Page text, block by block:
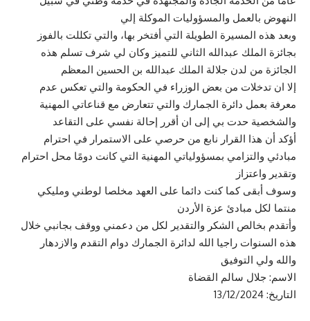
النهوض بالعمل والمسؤوليات الموكلة إلي
‎وبعد هذه المسيرة الطويلة التي أفتخر بها، والتي تكللت بالفوز
بجائزة الملك عبدالله الثاني للتميز وكان لي شرف تسلم هذه
الجائزة من لدن جلالة الملك عبدالله بن الحسين المعظم
إلا ان تدخلات من بعض الوزراء في الحكومة والتي تعكس عدم
معرفة بعمل دائرة الجمارك والتي تتعارض مع قناعاتي المهنية
والشخصية حدت بي إلى ان أقرر إحالة نفسي على التقاعد
‎أؤكد أن هذا القرار نابع من حرصي على الاستمرار في احترام
مبادئي والتزامي بمسؤولياتي المهنية التي كانت دومًا محل احترام
وتقدير واعتزاز
وسوف أبقى كما كنت دائما على العهد مخلصا لوطني ومليكي
منتما لكل مبادئ عزة الأردن
‎وأتقدم بخالص الشكر والتقدير لكل من دعمني ووقف بجانبي خلال
هذه السنوات راجيا الله لدائرة الجمارك دوام التقدم والازدهار